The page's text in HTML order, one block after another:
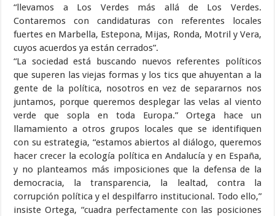
“llevamos a Los Verdes más allá de Los Verdes.
Contaremos con candidaturas con referentes locales
fuertes en Marbella, Estepona, Mijas, Ronda, Motril y Vera,
cuyos acuerdos ya están cerrados”.
“La sociedad está buscando nuevos referentes políticos
que superen las viejas formas y los tics que ahuyentan a la
gente de la política, nosotros en vez de separarnos nos
juntamos, porque queremos desplegar las velas al viento
verde que sopla en toda Europa.” Ortega hace un
llamamiento a otros grupos locales que se identifiquen
con su estrategia, “estamos abiertos al diálogo, queremos
hacer crecer la ecología política en Andalucía y en España,
y no planteamos más imposiciones que la defensa de la
democracia, la transparencia, la lealtad, contra la
corrupción política y el despilfarro institucional. Todo ello,”
insiste Ortega, “cuadra perfectamente con las posiciones